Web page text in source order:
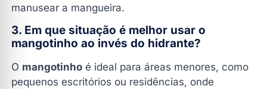
manusear a mangueira.
3. Em que situação é melhor usar o
mangotinho ao invés do hidrante?
O mangotinho é ideal para áreas menores, como
pequenos escritórios ou residências, onde